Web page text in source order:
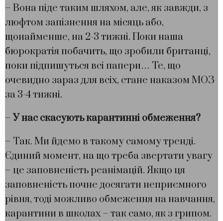
– Вона піде таким шляхом, але, як завжди, з
люфтом запізнення на місяць або,
щонайменше, на 2-3 тижні. Поки наша
бюрократія побачить, що зробили британці,
поки підпишуться всі папери… Те, що
очевидно зараз для всіх, стане наказом МОЗ
за 3-4 тижні.
– У нас скасують карантинні обмеження?
– Так. Ми йдемо в такому самому тренді.
Єдиний момент, на що треба звертати увагу
– це заповненість реанімацій. Якщо ця
заповненість почне досягати неприємного
рівня, тоді можливо обмеження на навчання,
карантини в школах – так само, як з грипом.